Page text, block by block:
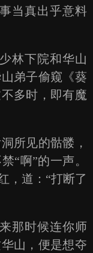
当真出乎意料
林下院和华山
弟子偷窥《葵
多时，即有魔
所见的骷髅，
“啊”的一声。
，道：“打断了
那时候连你师
山，便是想夺